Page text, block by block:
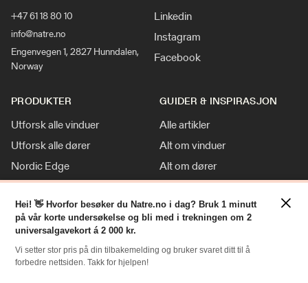
+47 61 18 80 10
info@natre.no
Engenvegen 1, 2827 Hunndalen,
Norway
Linkedin
Instagram
Facebook
PRODUKTER
Utforsk alle vinduer
Utforsk alle dører
Nordic Edge
Klassisk stil
Tilpasninger
GUIDER & INSPIRASJON
Alle artikler
Alt om vinduer
Alt om dører
Inspirasjon
Nyheter
RESSURSER
Hei! 👋 Hvorfor besøker du Natre.no i dag? Bruk 1 minutt
på vår korte undersøkelse og bli med i trekningen om 2
universalgavekort á 2 000 kr.
Vi setter stor pris på din tilbakemelding og bruker svaret ditt til å
forbedre nettsiden. Takk for hjelpen!
×